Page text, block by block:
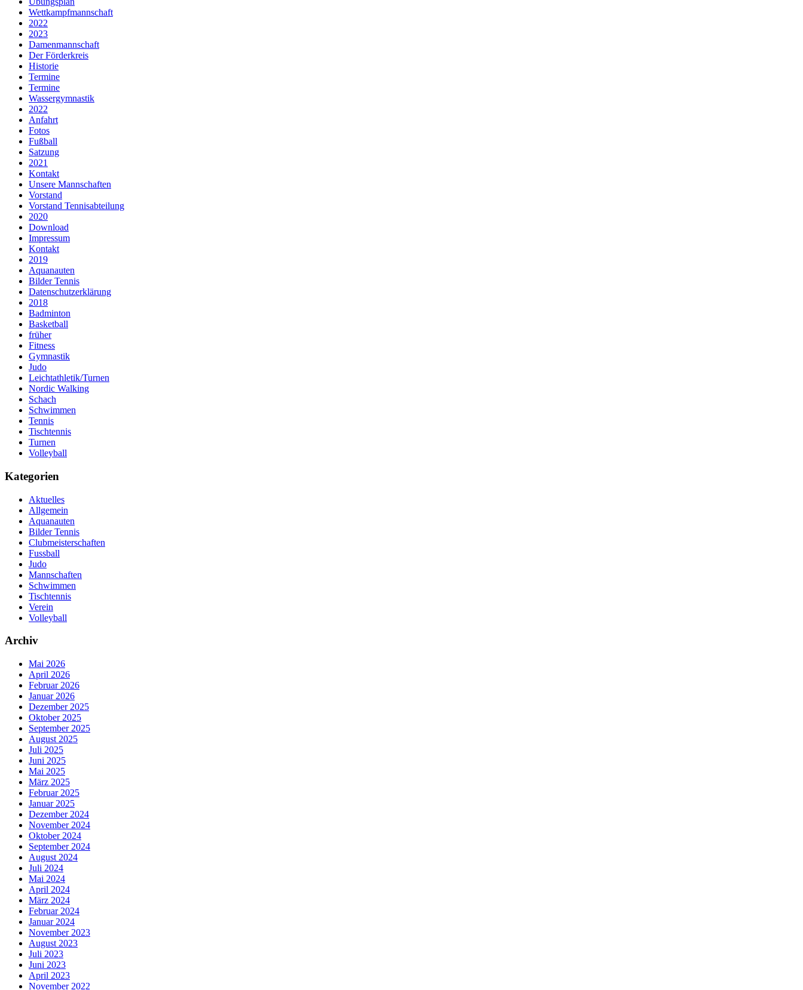
Wettkampfmannschaft
2022
2023
Damenmannschaft
Der Förderkreis
Historie
Termine
Termine
Wassergymnastik
2022
Anfahrt
Fotos
Fußball
Satzung
2021
Kontakt
Unsere Mannschaften
Vorstand
Vorstand Tennisabteilung
2020
Download
Impressum
Kontakt
2019
Aquanauten
Bilder Tennis
Datenschutzerklärung
2018
Badminton
Basketball
früher
Fitness
Gymnastik
Judo
Leichtathletik/Turnen
Nordic Walking
Schach
Schwimmen
Tennis
Tischtennis
Turnen
Volleyball
Kategorien
Aktuelles
Allgemein
Aquanauten
Bilder Tennis
Clubmeisterschaften
Fussball
Judo
Mannschaften
Schwimmen
Tischtennis
Verein
Volleyball
Archiv
Mai 2026
April 2026
Februar 2026
Januar 2026
Dezember 2025
Oktober 2025
September 2025
August 2025
Juli 2025
Juni 2025
Mai 2025
März 2025
Februar 2025
Januar 2025
Dezember 2024
November 2024
Oktober 2024
September 2024
August 2024
Juli 2024
Mai 2024
April 2024
März 2024
Februar 2024
Januar 2024
November 2023
August 2023
Juli 2023
Juni 2023
April 2023
November 2022